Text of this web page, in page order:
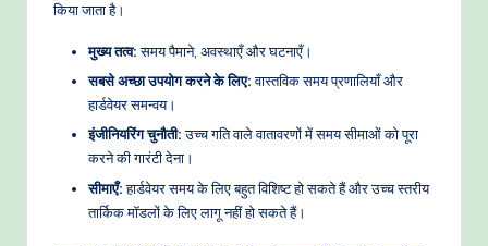
किया जाता है।
मुख्य तत्व:समय पैमाने, अवस्थाएँ और घटनाएँ।
सबसे अच्छा उपयोग करने के लिए:वास्तविक समय प्रणालियाँ और
हार्डवेयर समन्वय।
इंजीनियरिंग चुनौती:उच्च गति वाले वातावरणों में समय सीमाओं को पूरा
करने की गारंटी देना।
सीमाएँ:हार्डवेयर समय के लिए बहुत विशिष्ट हो सकते हैं और उच्च स्तरीय
तार्किक मॉडलों के लिए लागू नहीं हो सकते हैं।